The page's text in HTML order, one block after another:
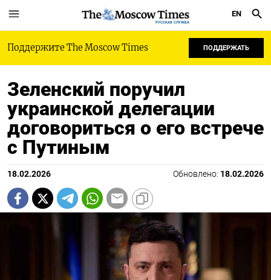
РУССКАЯ СЛУЖБА
EN
Поддержите The Moscow Times ПОДДЕРЖАТЬ
Зеленский поручил
украинской делегации
договориться о его встрече
с Путиным
18.02.2026 Обновлено: 18.02.2026